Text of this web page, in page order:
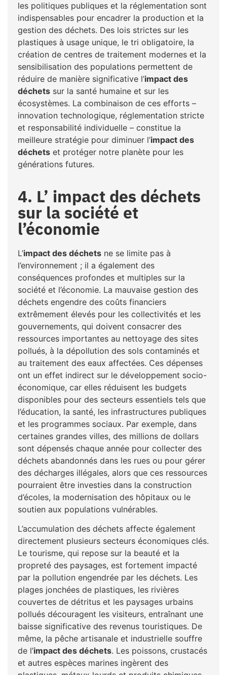
les politiques publiques et la réglementation sont
indispensables pour encadrer la production et la
gestion des déchets. Des lois strictes sur les
plastiques à usage unique, le tri obligatoire, la
création de centres de traitement modernes et la
sensibilisation des populations permettent de
réduire de manière significative l’impact des
déchets sur la santé humaine et sur les
écosystèmes. La combinaison de ces efforts –
innovation technologique, réglementation stricte
et responsabilité individuelle – constitue la
meilleure stratégie pour diminuer l’impact des
déchets et protéger notre planète pour les
générations futures.
4. L’ impact des déchets
sur la société et
l’économie
L’impact des déchets ne se limite pas à
l’environnement ; il a également des
conséquences profondes et multiples sur la
société et l’économie. La mauvaise gestion des
déchets engendre des coûts financiers
extrêmement élevés pour les collectivités et les
gouvernements, qui doivent consacrer des
ressources importantes au nettoyage des sites
pollués, à la dépollution des sols contaminés et
au traitement des eaux affectées. Ces dépenses
ont un effet indirect sur le développement socio-
économique, car elles réduisent les budgets
disponibles pour des secteurs essentiels tels que
l’éducation, la santé, les infrastructures publiques
et les programmes sociaux. Par exemple, dans
certaines grandes villes, des millions de dollars
sont dépensés chaque année pour collecter des
déchets abandonnés dans les rues ou pour gérer
des décharges illégales, alors que ces ressources
pourraient être investies dans la construction
d’écoles, la modernisation des hôpitaux ou le
soutien aux populations vulnérables.
L’accumulation des déchets affecte également
directement plusieurs secteurs économiques clés.
Le tourisme, qui repose sur la beauté et la
propreté des paysages, est fortement impacté
par la pollution engendrée par les déchets. Les
plages jonchées de plastiques, les rivières
couvertes de détritus et les paysages urbains
pollués découragent les visiteurs, entraînant une
baisse significative des revenus touristiques. De
même, la pêche artisanale et industrielle souffre
de l’impact des déchets. Les poissons, crustacés
et autres espèces marines ingèrent des